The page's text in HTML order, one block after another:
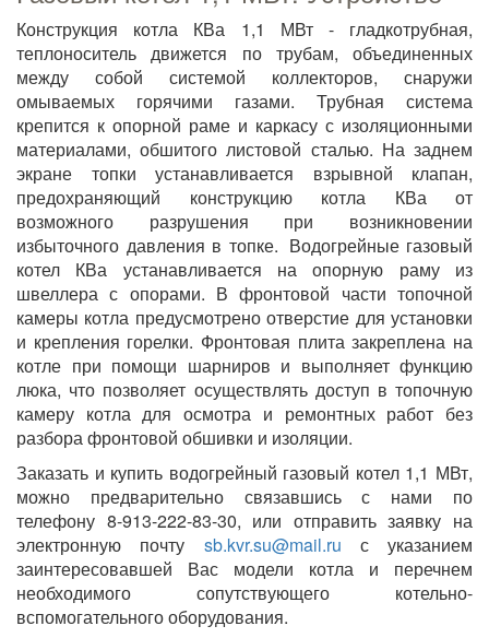
Конструкция котла КВа 1,1 МВт - гладкотрубная,
теплоноситель движется по трубам, объединенных
между собой системой коллекторов, снаружи
омываемых горячими газами. Трубная система
крепится к опорной раме и каркасу с изоляционными
материалами, обшитого листовой сталью. На заднем
экране топки устанавливается взрывной клапан,
предохраняющий конструкцию котла КВа от
возможного разрушения при возникновении
избыточного давления в топке. Водогрейные газовый
котел КВа устанавливается на опорную раму из
швеллера с опорами. В фронтовой части топочной
камеры котла предусмотрено отверстие для установки
и крепления горелки. Фронтовая плита закреплена на
котле при помощи шарниров и выполняет функцию
люка, что позволяет осуществлять доступ в топочную
камеру котла для осмотра и ремонтных работ без
разбора фронтовой обшивки и изоляции.
Заказать и купить водогрейный газовый котел 1,1 МВт,
можно предварительно связавшись с нами по
телефону 8-913-222-83-30, или отправить заявку на
электронную почту sb.kvr.su@mail.ru с указанием
заинтересовавшей Вас модели котла и перечнем
необходимого сопутствующего котельно-
вспомогательного оборудования.